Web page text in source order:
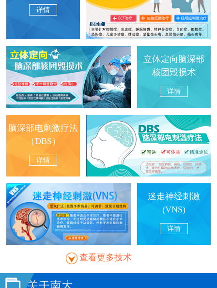
详情
立体定向脑深部
核团毁损术
详情
脑深部电刺激疗法
（DBS）
详情
迷走神经刺激
(VNS)
详情
查看更多技术